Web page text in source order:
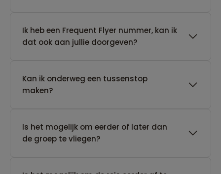
Ik heb een Frequent Flyer nummer, kan ik
dat ook aan jullie doorgeven?
Kan ik onderweg een tussenstop
maken?
Is het mogelijk om eerder of later dan
de groep te vliegen?